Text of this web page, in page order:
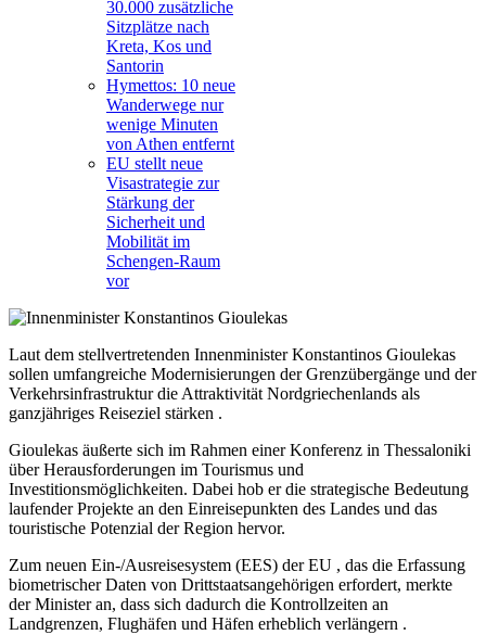
30.000 zusätzliche
Sitzplätze nach
Kreta, Kos und
Santorin
Hymettos: 10 neue
Wanderwege nur
wenige Minuten
von Athen entfernt
EU stellt neue
Visastrategie zur
Stärkung der
Sicherheit und
Mobilität im
Schengen-Raum
vor
Laut dem stellvertretenden Innenminister Konstantinos Gioulekas
sollen umfangreiche Modernisierungen der Grenzübergänge und der
Verkehrsinfrastruktur die Attraktivität Nordgriechenlands als
ganzjähriges Reiseziel stärken .
Gioulekas äußerte sich im Rahmen einer Konferenz in Thessaloniki
über Herausforderungen im Tourismus und
Investitionsmöglichkeiten. Dabei hob er die strategische Bedeutung
laufender Projekte an den Einreisepunkten des Landes und das
touristische Potenzial der Region hervor.
Zum neuen Ein-/Ausreisesystem (EES) der EU , das die Erfassung
biometrischer Daten von Drittstaatsangehörigen erfordert, merkte
der Minister an, dass sich dadurch die Kontrollzeiten an
Landgrenzen, Flughäfen und Häfen erheblich verlängern .